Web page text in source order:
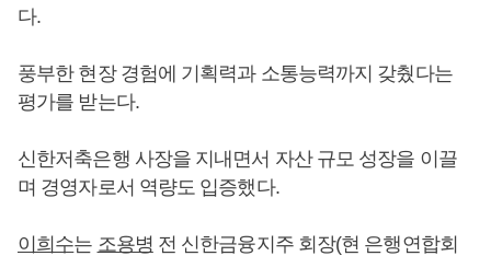
다.
풍부한 현장 경험에 기획력과 소통능력까지 갖췄다는
평가를 받는다.
신한저축은행 사장을 지내면서 자산 규모 성장을 이끌
며 경영자로서 역량도 입증했다.
이희수는 조용병 전 신한금융지주 회장(현 은행연합회